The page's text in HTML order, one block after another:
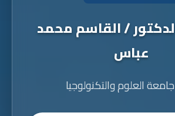
/ القاسم محمد
عباس
العلوم والتكنولوجيا